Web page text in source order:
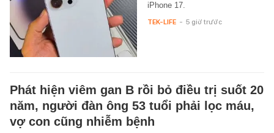
iPhone 17.
TEK-LIFE - 5 giờ trước
Phát hiện viêm gan B rồi bỏ điều trị suốt 20
năm, người đàn ông 53 tuổi phải lọc máu,
vợ con cũng nhiễm bệnh